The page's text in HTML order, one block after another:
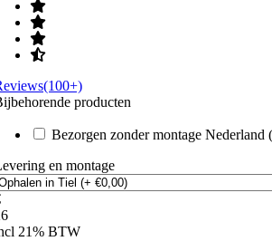
producten
Bezorgen zonder montage Nederland
en montage
21% BTW